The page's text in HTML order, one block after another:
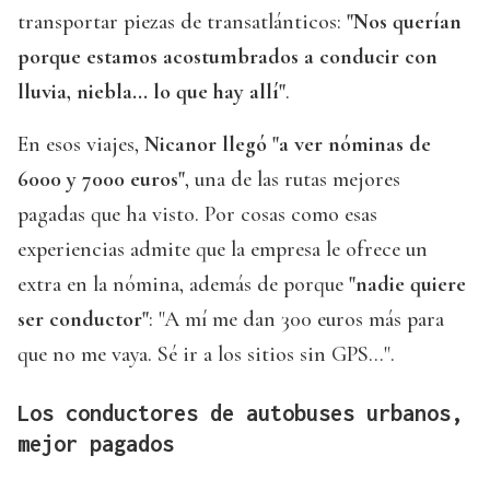
transportar piezas de transatlánticos: "Nos querían
porque estamos acostumbrados a conducir con
lluvia, niebla... lo que hay allí".
En esos viajes, Nicanor llegó "a ver nóminas de
6000 y 7000 euros", una de las rutas mejores
pagadas que ha visto. Por cosas como esas
experiencias admite que la empresa le ofrece un
extra en la nómina, además de porque "nadie quiere
ser conductor": "A mí me dan 300 euros más para
que no me vaya. Sé ir a los sitios sin GPS...".
Los conductores de autobuses urbanos,
mejor pagados